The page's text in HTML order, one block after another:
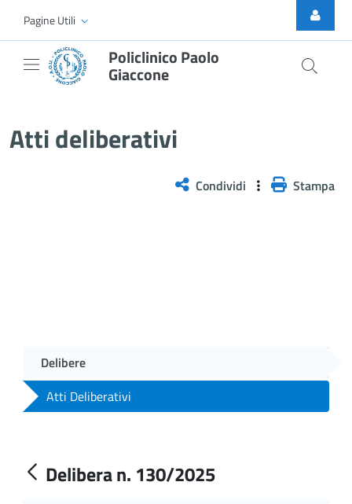
Skip to Main Content
Pagine Utili
Policlinico Paolo
Giaccone
Atti deliberativi
Condividi Stampa
Delibere
Atti Deliberativi
Delibera n. 130/2025